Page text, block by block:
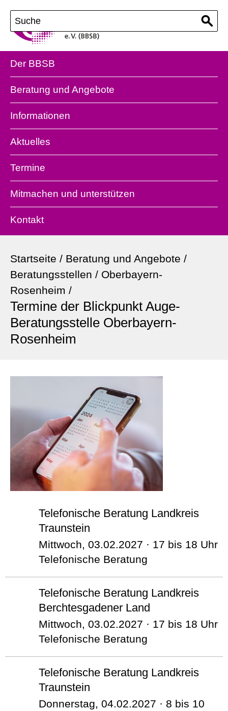
Der BBSB
Beratung und Angebote
Informationen
Aktuelles
Termine
Mitmachen und unterstützen
Kontakt
Startseite / Beratung und Angebote /
Beratungsstellen / Oberbayern-
Rosenheim /
Termine der Blickpunkt Auge-
Beratungsstelle Oberbayern-
Rosenheim
Telefonische Beratung Landkreis
Traunstein
Mittwoch, 03.02.2027 · 17 bis 18 Uhr
Telefonische Beratung
Telefonische Beratung Landkreis
Berchtesgadener Land
Mittwoch, 03.02.2027 · 17 bis 18 Uhr
Telefonische Beratung
Telefonische Beratung Landkreis
Traunstein
Donnerstag, 04.02.2027 · 8 bis 10